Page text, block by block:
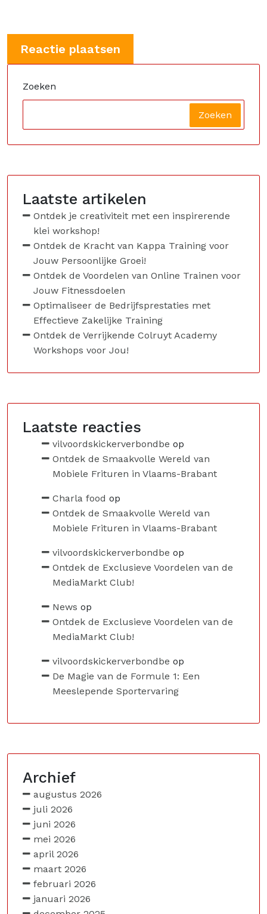
Zoeken
Zoeken
Laatste artikelen
Ontdek je creativiteit met een inspirerende
klei workshop!
Ontdek de Kracht van Kappa Training voor
Jouw Persoonlijke Groei!
Ontdek de Voordelen van Online Trainen voor
Jouw Fitnessdoelen
Optimaliseer de Bedrijfsprestaties met
Effectieve Zakelijke Training
Ontdek de Verrijkende Colruyt Academy
Workshops voor Jou!
Laatste reacties
vilvoordskickerverbondbe op
Ontdek de Smaakvolle Wereld van
Mobiele Frituren in Vlaams-Brabant
Charla food op
Ontdek de Smaakvolle Wereld van
Mobiele Frituren in Vlaams-Brabant
vilvoordskickerverbondbe op
Ontdek de Exclusieve Voordelen van de
MediaMarkt Club!
News op
Ontdek de Exclusieve Voordelen van de
MediaMarkt Club!
vilvoordskickerverbondbe op
De Magie van de Formule 1: Een
Meeslepende Sportervaring
Archief
augustus 2026
juli 2026
juni 2026
mei 2026
april 2026
maart 2026
februari 2026
januari 2026